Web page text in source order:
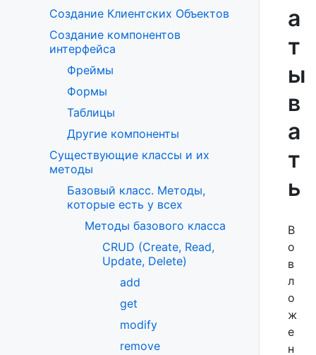
Создание Клиентских Объектов
Создание компонентов
интерфейса
Фреймы
Формы
Таблицы
Другие компоненты
Существующие классы и их
методы
Базовый класс. Методы,
которые есть у всех
Методы базового класса
CRUD (Create, Read,
Update, Delete)
add
get
modify
remove
а
т
ы
в
а
т
ь
В
о
в
л
о
ж
е
н